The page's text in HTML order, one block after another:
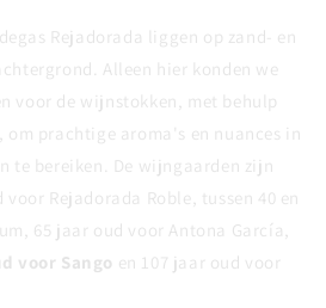
Rejadorada liggen op zand- en
Alleen hier konden we
voor de wijnstokken, met behulp
om prachtige aroma's en nuances in
te bereiken. De wijngaarden zijn
voor Rejadorada Roble, tussen 40 en
65 jaar oud voor Antona García,
voor Sango en 107 jaar oud voor